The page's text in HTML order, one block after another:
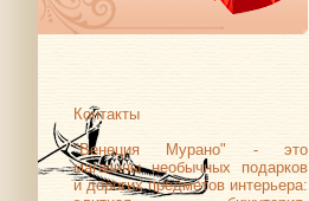
Контакты
"Венеция Мурано" - это
магазины необычных подарков
и дорогих предметов интерьера: